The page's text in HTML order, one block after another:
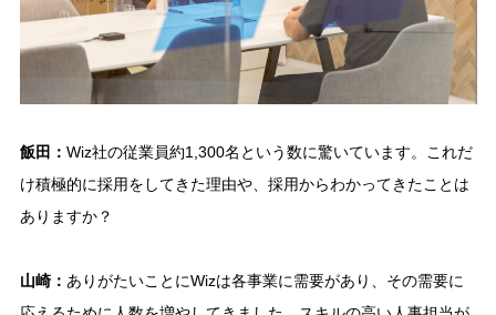
飯田： Wiz社の従業員約1,300名という数に驚いています。これだ
け積極的に採用をしてきた理由や、採用からわかってきたことは
ありますか？
山崎： ありがたいことにWizは各事業に需要があり、その需要に